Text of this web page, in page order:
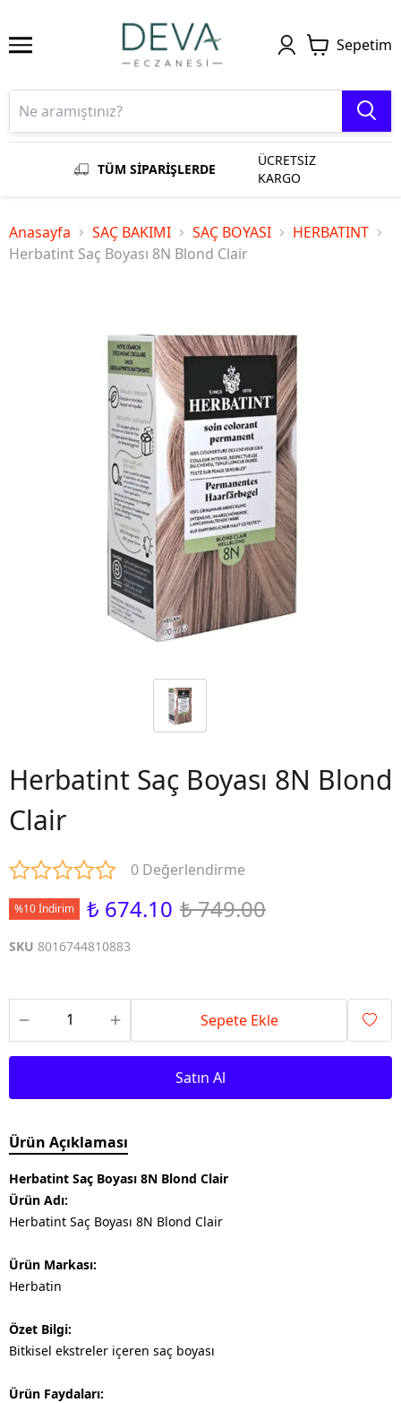
Sepetim
TÜM SİPARİŞLERDE
ÜCRETSİZ
KARGO
Anasayfa SAÇ BAKIMI SAÇ BOYASI
HERBATINT
Herbatint Saç Boyası 8N Blond Clair
Herbatint Saç Boyası 8N Blond
Clair
0 Değerlendirme
%10 İndirim ₺ 674.10 ₺ 749.00
SKU 8016744810883
Sepete Ekle
Satın Al
Ürün Açıklaması
Herbatint Saç Boyası 8N Blond Clair
Ürün Adı:
Herbatint Saç Boyası 8N Blond Clair
Ürün Markası:
Herbatin
Özet Bilgi:
Bitkisel ekstreler içeren saç boyası
Ürün Faydaları: